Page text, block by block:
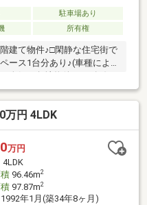
駐車場あり
所有権
建て物件♪□閑静な住宅街で
ース1台分あり♪(車種により
環境】○柏市立第八小学
歩12分○柏市立豊住保育園：
武ストア新柏店：徒歩10分
ミリーマート新柏駅前店：
万円 4LDK
万円
4LDK
96.46m2
97.87m2
1992年1月(築34年8ヶ月)